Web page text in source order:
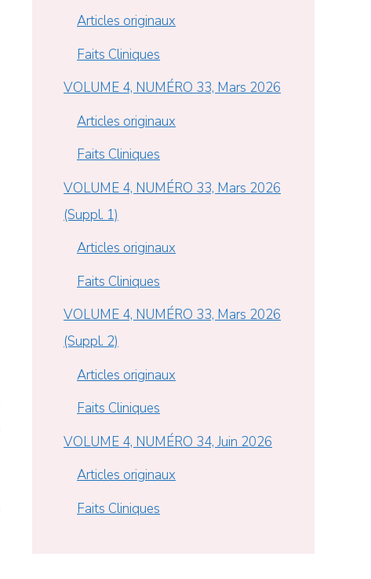
Articles originaux
Faits Cliniques
VOLUME 4, NUMÉRO 33, Mars 2026
Articles originaux
Faits Cliniques
VOLUME 4, NUMÉRO 33, Mars 2026
(Suppl. 1)
Articles originaux
Faits Cliniques
VOLUME 4, NUMÉRO 33, Mars 2026
(Suppl. 2)
Articles originaux
Faits Cliniques
VOLUME 4, NUMÉRO 34, Juin 2026
Articles originaux
Faits Cliniques